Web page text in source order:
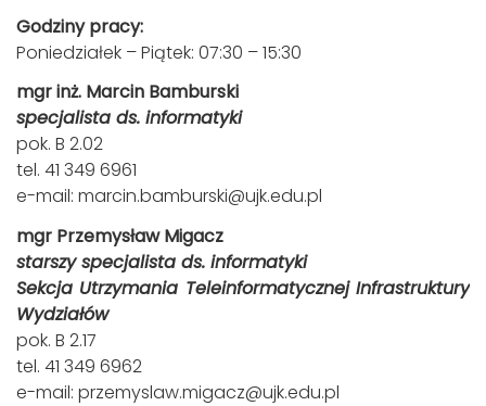
Godziny pracy:
Poniedziałek – Piątek: 07:30 – 15:30
mgr inż. Marcin Bamburski
specjalista ds. informatyki
pok. B 2.02
tel. 41 349 6961
e-mail: marcin.bamburski@ujk.edu.pl
mgr Przemysław Migacz
starszy specjalista ds. informatyki
Sekcja Utrzymania Teleinformatycznej Infrastruktury
Wydziałów
pok. B 2.17
tel. 41 349 6962
e-mail: przemyslaw.migacz@ujk.edu.pl